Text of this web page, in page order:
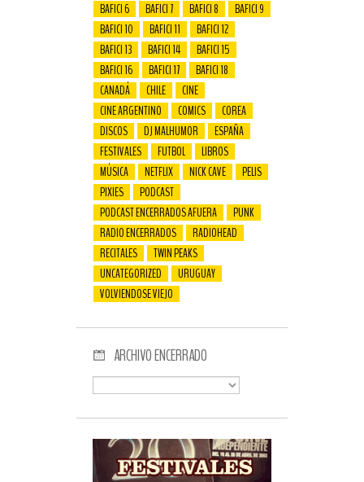
BAFICI 6
BAFICI 7 BAFICI 8
BAFICI 9
BAFICI 10
BAFICI 11
BAFICI 12
BAFICI 13
BAFICI 14
BAFICI 15
BAFICI 16
BAFICI 17
BAFICI 18
CANADÁ
CHILE
CINE
CINE ARGENTINO
COMICS
COREA
DISCOS
DJ MALHUMOR
ESPAÑA
FESTIVALES
FUTBOL
LIBROS
MÚSICA
NETFLIX NICK CAVE
PELIS
PIXIES
PODCAST
PODCAST ENCERRADOS AFUERA
PUNK
RADIO ENCERRADOS
RADIOHEAD
RECITALES
TWIN PEAKS
UNCATEGORIZED
URUGUAY
VOLVIENDOSE VIEJO
ARCHIVO ENCERRADO